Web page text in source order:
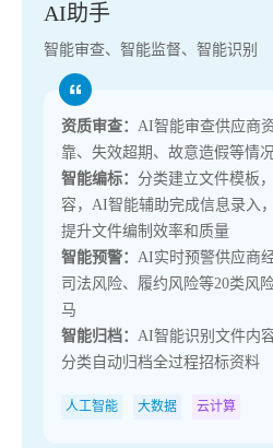
AI助手
智能审查、智能监督、智能识别
资质审查： AI智能审查供应商
靠、失效超期、故意造假等情
智能编标： 分类建立文件模板
容，AI智能辅助完成信息录入
提升文件编制效率和质量
智能预警： AI实时预警供应商
司法风险、履约风险等20类风
马
智能归档： AI智能识别文件内
分类自动归档全过程招标资料
人工智能 大数据 云计算